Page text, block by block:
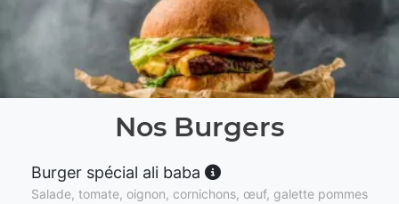
Nos Burgers
Burger spécial ali baba
Salade, tomate, oignon, cornichons, œuf, galette pommes